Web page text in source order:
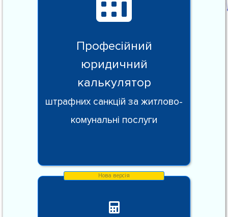
Професійний
юридичний
калькулятор
штрафних санкцій за житлово-
комунальні послуги